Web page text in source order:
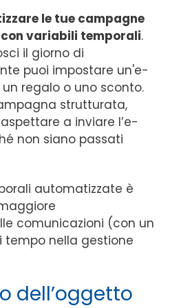
le tue campagne
variabili temporali.
il giorno di
puoi impostare un'e-
regalo o uno sconto.
strutturata,
a inviare l’e-
non siano passati
automatizzate è
comunicazioni (con un
tempo nella gestione
dell’oggetto